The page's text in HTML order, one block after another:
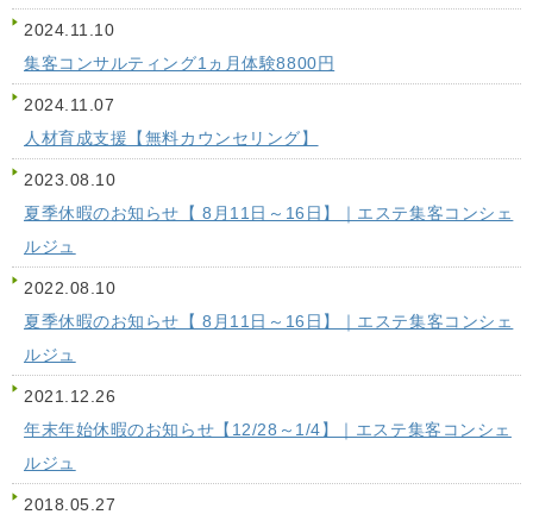
2024.11.10
集客コンサルティング1ヵ月体験8800円
2024.11.07
人材育成支援【無料カウンセリング】
2023.08.10
夏季休暇のお知らせ【 8月11日～16日】｜エステ集客コンシェ
ルジュ
2022.08.10
夏季休暇のお知らせ【 8月11日～16日】｜エステ集客コンシェ
ルジュ
2021.12.26
年末年始休暇のお知らせ【12/28～1/4】｜エステ集客コンシェ
ルジュ
2018.05.27